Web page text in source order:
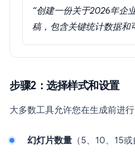
“创建一份关于2026年企
稿，包含关键统计数据和
步骤2：选择样式和设置
大多数工具允许您在生成前进行
幻灯片数量 （5、10、15或